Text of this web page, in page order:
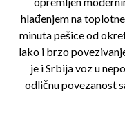
hlađenjem na
minuta pešice od
lako i brzo
je i Srbija voz u
odličnu povezanost